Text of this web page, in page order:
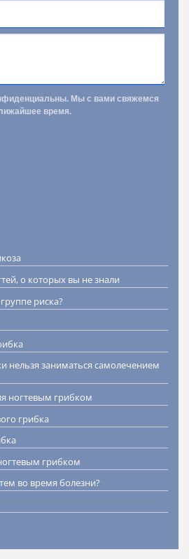
Мы с вами свяжемся
время.
о которых вы не знали
риска?
нельзя заниматься самолечением
ногтевым грибком
грибка
грибком
во время болезни?